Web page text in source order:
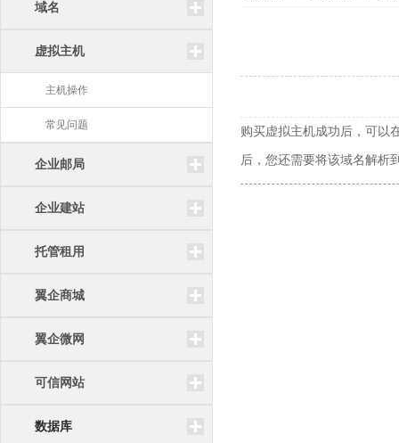
域名
虚拟主机
主机操作
常见问题
企业邮局
企业建站
托管租用
翼企商城
翼企微网
可信网站
数据库
购买虚拟主机成功后，可以
后，您还需要将该域名解析